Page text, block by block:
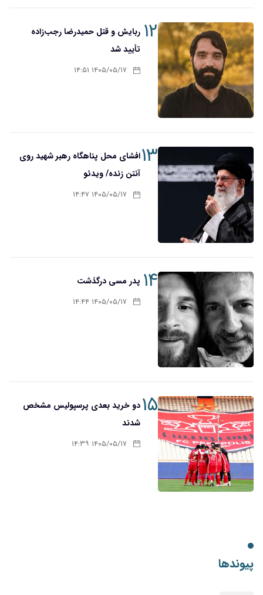
۱۲ ربایش و قتل حمیدرضا رجب‌زاده
تأیید شد
۱۴۰۵/۰۵/۱۷ ۱۴:۵۱
۱۳افشای محل پناهگاه‌ رهبر شهید روی
آنتن زنده/ ویدئو
۱۴۰۵/۰۵/۱۷ ۱۴:۴۷
۱۴ پدر مسی درگذشت
۱۴۰۵/۰۵/۱۷ ۱۴:۴۴
۱۵دو خرید بعدی پرسپولیس مشخص
شدند
۱۴۰۵/۰۵/۱۷ ۱۴:۳۹
پیوندها